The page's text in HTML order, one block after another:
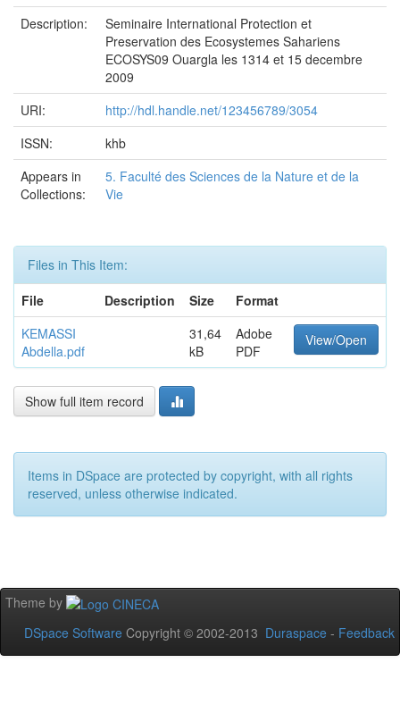
Description:
Seminaire International Protection et
Preservation des Ecosystemes Sahariens
ECOSYS09 Ouargla les 1314 et 15 decembre
2009
URI:
http://hdl.handle.net/123456789/3054
ISSN:
khb
Appears in
Collections:
5. Faculté des Sciences de la Nature et de la
Vie
Files in This Item:
File
Description Size
Format
KEMASSI
Abdella.pdf
31,64
kB
Adobe
PDF
View/Open
Show full item record
Items in DSpace are protected by copyright, with all rights
reserved, unless otherwise indicated.
Theme by
DSpace Software Copyright © 2002-2013 Duraspace - Feedback